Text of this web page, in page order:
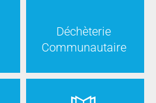
Déchèterie
Communautaire